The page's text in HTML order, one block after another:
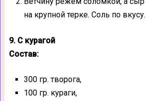
на крупной терке. Соль по вкусу.
9. С курагой
Состав:
300 гр. творога,
100 гр. кураги,